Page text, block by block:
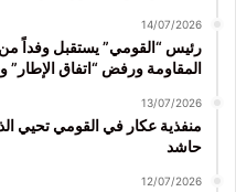
14/07/2026
رئيس “القومي” يستقبل وفداً من
المقاومة ورفض “اتفاق الإطار”
13/07/2026
حاشد
12/07/2026